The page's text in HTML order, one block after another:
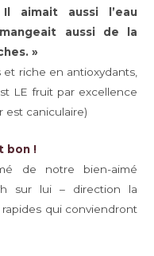
aimait aussi l’eau
aussi de la
»
riche en antioxydants,
LE fruit par excellence
est caniculaire)
de notre bien-aimé
sur lui – direction la
qui conviendront